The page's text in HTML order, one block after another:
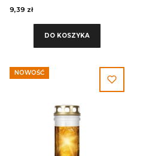
9,39 zł
DO KOSZYKA
NOWOŚĆ